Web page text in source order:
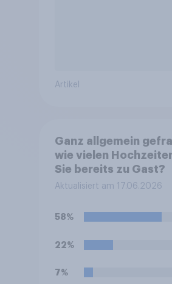
Artikel
Ganz allgemein
wie vielen
Sie bereits zu Gast?
Aktualisiert am 17.06.2026
58%
22%
7%